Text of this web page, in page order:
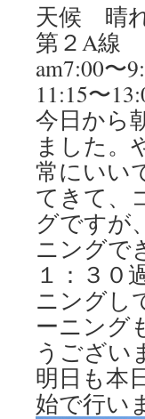
ッ
プ
天候 晴
第２A線
am7:00〜
11:15〜
今日から
ました。
常にいい
てきて、
グですが
ニングで
１：３０
ニングし
ーニング
うござい
明日も本
始で行い